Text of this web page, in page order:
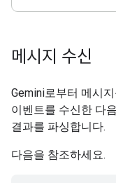
메시지 수신
Gemini로부터 메시
이벤트를 수신한 다
결과를 파싱합니다.
다음을 참조하세요.